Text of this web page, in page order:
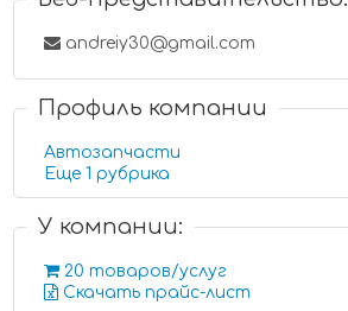
andreiy30@gmail.com
Профиль компании
Автозапчасти
Еще 1 рубрика
У компании:
20 товаров/услуг
Скачать прайс-лист